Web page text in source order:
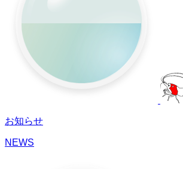
お知らせ
NEWS